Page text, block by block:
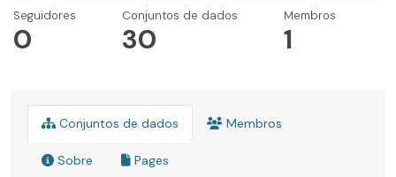
Seguidores
0
Conjuntos de dados
30
Membros
1
Conjuntos de dados Membros
Sobre Pages